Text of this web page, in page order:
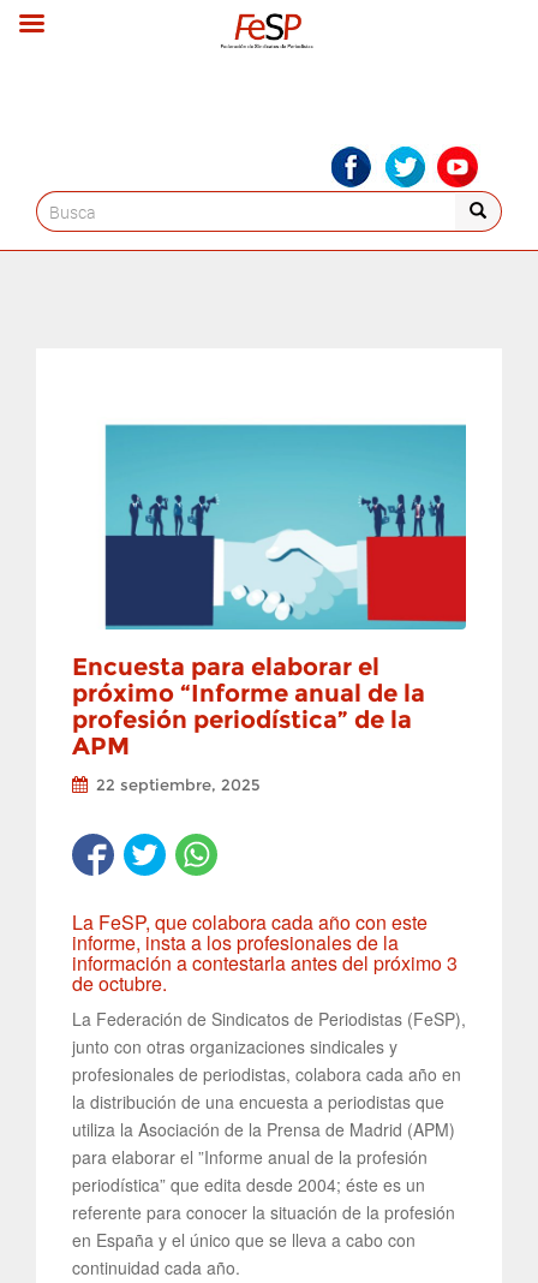
Search
for:
Encuesta para elaborar el
próximo “Informe anual de la
profesión periodística” de la
APM
22 septiembre, 2025
La FeSP, que colabora cada año con este
informe, insta a los profesionales de la
información a contestarla antes del próximo 3
de octubre.
La Federación de Sindicatos de Periodistas (FeSP),
junto con otras organizaciones sindicales y
profesionales de periodistas, colabora cada año en
la distribución de una encuesta a periodistas que
utiliza la Asociación de la Prensa de Madrid (APM)
para elaborar el ”Informe anual de la profesión
periodística” que edita desde 2004; éste es un
referente para conocer la situación de la profesión
en España y el único que se lleva a cabo con
continuidad cada año.